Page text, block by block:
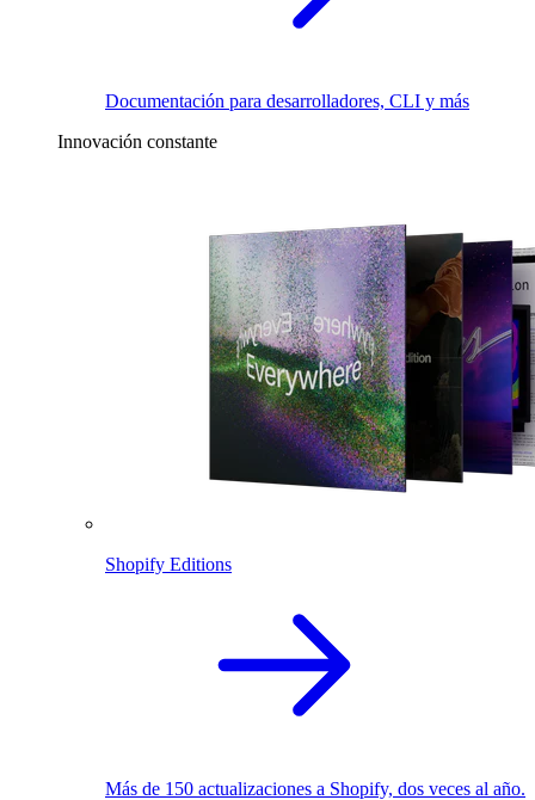
Documentación para desarrolladores, CLI y más
Innovación constante
Shopify Editions
Más de 150 actualizaciones a Shopify, dos veces al año.